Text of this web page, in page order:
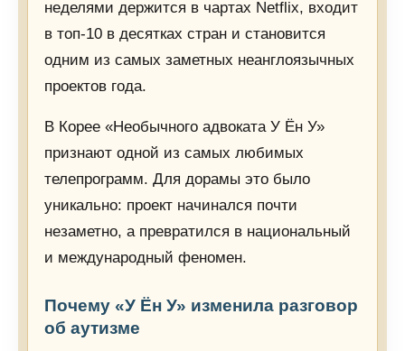
неделями держится в чартах Netflix, входит
в топ-10 в десятках стран и становится
одним из самых заметных неанглоязычных
проектов года.
В Корее «Необычного адвоката У Ён У»
признают одной из самых любимых
телепрограмм. Для дорамы это было
уникально: проект начинался почти
незаметно, а превратился в национальный
и международный феномен.
Почему «У Ён У» изменила разговор
об аутизме